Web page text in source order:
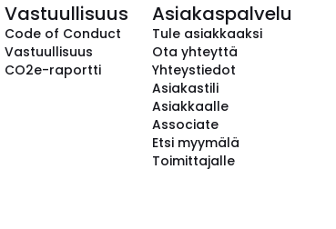
Vastuullisuus
Code of Conduct
Vastuullisuus
CO2e-raportti
Asiakaspalvelu
Tule asiakkaaksi
Ota yhteyttä
Yhteystiedot
Asiakastili
Asiakkaalle
Associate
Etsi myymälä
Toimittajalle